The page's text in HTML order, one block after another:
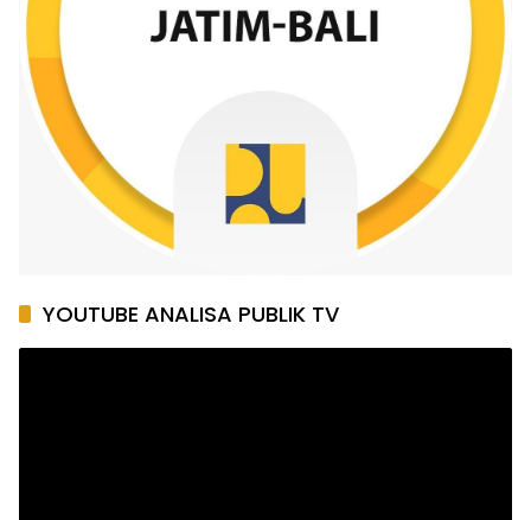
YOUTUBE ANALISA PUBLIK TV